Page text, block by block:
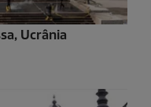
Ucrânia